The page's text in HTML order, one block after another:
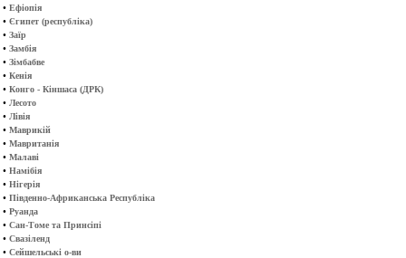
• Ефіопія
• Єгипет (республіка)
• Заїр
• Замбія
• Зімбабве
• Кенія
• Конго - Кіншаса (ДРК)
• Лесото
• Лівія
• Маврикій
• Мавританія
• Малаві
• Намібія
• Нігерія
• Південно-Африканська Республіка
• Руанда
• Сан-Томе та Принсіпі
• Свазіленд
• Сейшельські о-ви